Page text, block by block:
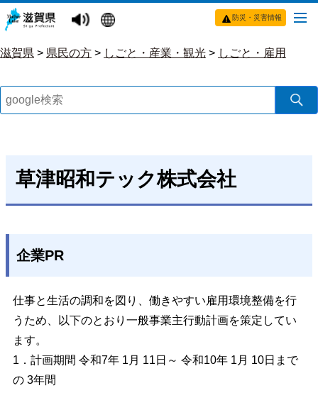
防災・災害情報
滋賀県 > 県民の方 > しごと・産業・観光 > しごと・雇用
草津昭和テック株式会社
企業PR
仕事と生活の調和を図り、働きやすい雇用環境整備を行
うため、以下のとおり一般事業主行動計画を策定してい
ます。
1．計画期間 令和7年 1月 11日～ 令和10年 1月 10日まで
の 3年間